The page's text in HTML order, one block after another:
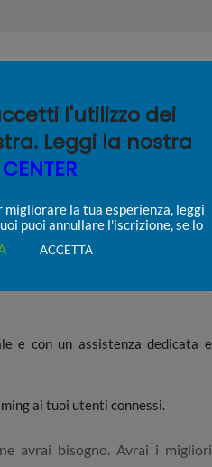
PREVENTIVO
e con un assistenza dedicata e
ai tuoi utenti connessi.
avrai bisogno. Avrai i migliori
l'utilizzo dei
Leggi la nostra
la tua esperienza, leggi
puoi annullare l'iscrizione, se lo
ACCETTA